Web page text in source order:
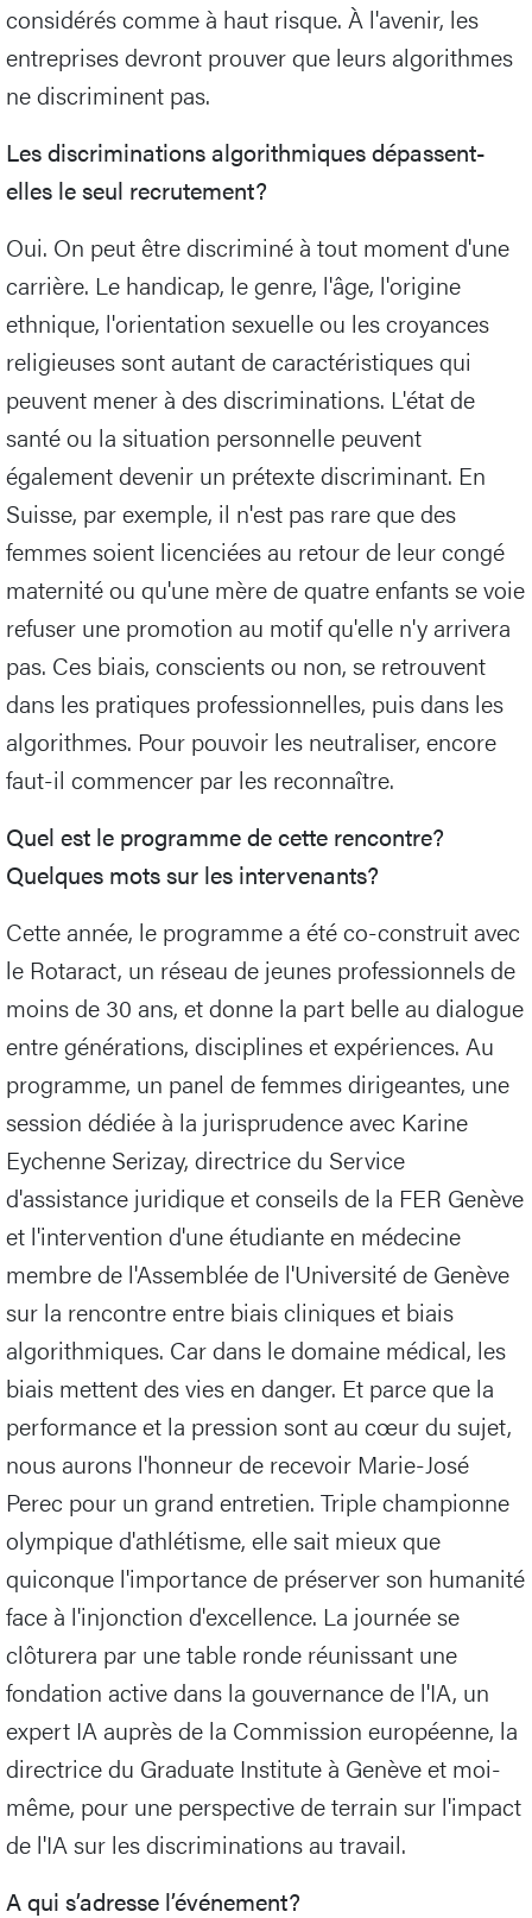
considérés comme à haut risque. À l'avenir, les
entreprises devront prouver que leurs algorithmes
ne discriminent pas.
Les discriminations algorithmiques dépassent-
elles le seul recrutement?
Oui. On peut être discriminé à tout moment d'une
carrière. Le handicap, le genre, l'âge, l'origine
ethnique, l'orientation sexuelle ou les croyances
religieuses sont autant de caractéristiques qui
peuvent mener à des discriminations. L'état de
santé ou la situation personnelle peuvent
également devenir un prétexte discriminant. En
Suisse, par exemple, il n'est pas rare que des
femmes soient licenciées au retour de leur congé
maternité ou qu'une mère de quatre enfants se voie
refuser une promotion au motif qu'elle n'y arrivera
pas. Ces biais, conscients ou non, se retrouvent
dans les pratiques professionnelles, puis dans les
algorithmes. Pour pouvoir les neutraliser, encore
faut-il commencer par les reconnaître.
Quel est le programme de cette rencontre?
Quelques mots sur les intervenants?
Cette année, le programme a été co-construit avec
le Rotaract, un réseau de jeunes professionnels de
moins de 30 ans, et donne la part belle au dialogue
entre générations, disciplines et expériences. Au
programme, un panel de femmes dirigeantes, une
session dédiée à la jurisprudence avec Karine
Eychenne Serizay, directrice du Service
d'assistance juridique et conseils de la FER Genève
et l'intervention d'une étudiante en médecine
membre de l'Assemblée de l'Université de Genève
sur la rencontre entre biais cliniques et biais
algorithmiques. Car dans le domaine médical, les
biais mettent des vies en danger. Et parce que la
performance et la pression sont au cœur du sujet,
nous aurons l'honneur de recevoir Marie-José
Perec pour un grand entretien. Triple championne
olympique d'athlétisme, elle sait mieux que
quiconque l'importance de préserver son humanité
face à l'injonction d'excellence. La journée se
clôturera par une table ronde réunissant une
fondation active dans la gouvernance de l'IA, un
expert IA auprès de la Commission européenne, la
directrice du Graduate Institute à Genève et moi-
même, pour une perspective de terrain sur l'impact
de l'IA sur les discriminations au travail.
A qui s’adresse l’événement?